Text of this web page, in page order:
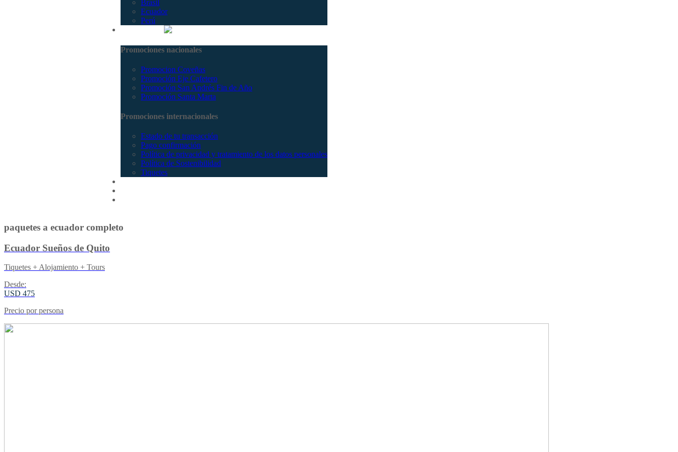
Brasil
Ecuador
Perú
Promociones nacionales
Promocion Coveñas
Promoción Eje Cafetero
Promoción San Andrés Fin de Año
Promoción Santa Marta
Promociones internacionales
Estado de tu transacción
Pago confirmación
Política de privacidad y tratamiento de los datos personales
Política de Sostenibilidad
Tiquetes
paquetes a ecuador completo
Ecuador Sueños de Quito
Tiquetes + Alojamiento + Tours
Desde:
USD 475
Precio por persona